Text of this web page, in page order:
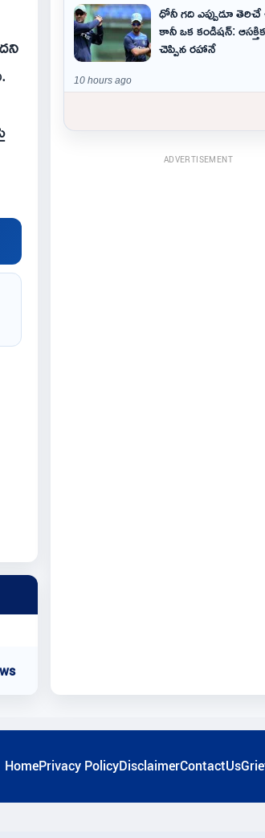
ధోనీ గది ఎప్పుడూ తెరిచే
కానీ ఒక కండిషన్:
చెప్పిన రహానే
10 hours ago
ADVERTISEMENT
HomePrivacy PolicyDisclaimerContactUs